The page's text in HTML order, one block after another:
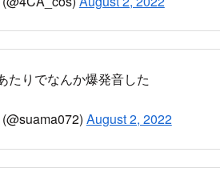
発音と空気の波動
場爆発した？
@R1&S6Avant (@Iron_014)
発音と家の揺れこわ